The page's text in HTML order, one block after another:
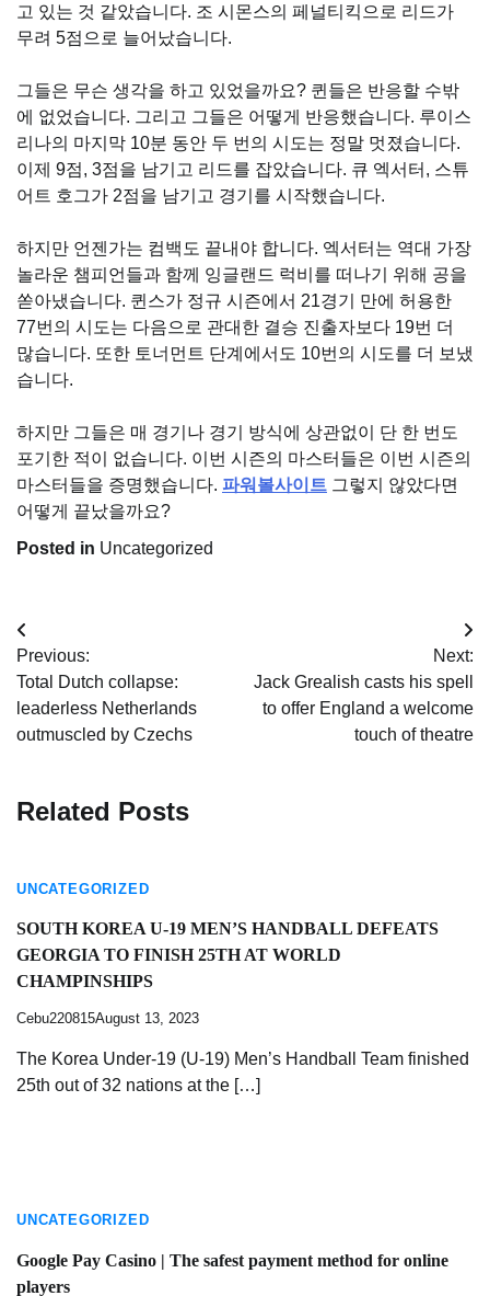
고 있는 것 같았습니다. 조 시몬스의 페널티킥으로 리드가
무려 5점으로 늘어났습니다.
그들은 무슨 생각을 하고 있었을까요? 퀸들은 반응할 수밖
에 없었습니다. 그리고 그들은 어떻게 반응했습니다. 루이스
리나의 마지막 10분 동안 두 번의 시도는 정말 멋졌습니다.
이제 9점, 3점을 남기고 리드를 잡았습니다. 큐 엑서터, 스튜
어트 호그가 2점을 남기고 경기를 시작했습니다.
하지만 언젠가는 컴백도 끝내야 합니다. 엑서터는 역대 가장
놀라운 챔피언들과 함께 잉글랜드 럭비를 떠나기 위해 공을
쏟아냈습니다. 퀸스가 정규 시즌에서 21경기 만에 허용한
77번의 시도는 다음으로 관대한 결승 진출자보다 19번 더
많습니다. 또한 토너먼트 단계에서도 10번의 시도를 더 보냈
습니다.
하지만 그들은 매 경기나 경기 방식에 상관없이 단 한 번도
포기한 적이 없습니다. 이번 시즌의 마스터들은 이번 시즌의
마스터들을 증명했습니다. 파워볼사이트 그렇지 않았다면
어떻게 끝났을까요?
Posted in Uncategorized
Post
navigation
Previous:
Total Dutch collapse:
leaderless Netherlands
outmuscled by Czechs
Next:
Jack Grealish casts his spell
to offer England a welcome
touch of theatre
Related Posts
UNCATEGORIZED
SOUTH KOREA U-19 MEN’S HANDBALL DEFEATS
GEORGIA TO FINISH 25TH AT WORLD
CHAMPINSHIPS
Cebu220815August 13, 2023
The Korea Under-19 (U-19) Men’s Handball Team finished
25th out of 32 nations at the […]
UNCATEGORIZED
Google Pay Casino | The safest payment method for online
players